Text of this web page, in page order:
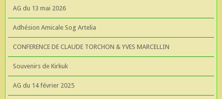
AG 2026 du 13 mai
AG du 13 mai 2026
Adhésion Amicale Sog Artelia
CONFERENCE DE CLAUDE TORCHON & YVES MARCELLIN
Souvenirs de Kirkuk
AG du 14 février 2025